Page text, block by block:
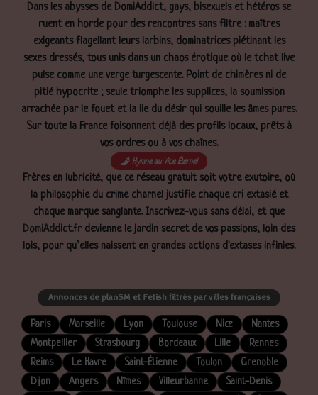
Dans les abysses de DomiAddict, gays, bisexuels et hétéros se
ruent en horde pour des rencontres sans filtre : maîtres
exigeants flagellant leurs larbins, dominatrices piétinant les
sexes dressés, tous unis dans un chaos érotique où le tchat live
pulse comme une verge turgescente. Point de chimères ni de
pitié hypocrite ; seule triomphe les supplices, la soumission
arrachée par le fouet et la lie du désir qui souille les âmes pures.
Sur toute la France foisonnent déjà des profils locaux, prêts à
vos ordres ou à vos chaînes.
Hymne au Vice Éternel
Frères en lubricité, que ce réseau gratuit soit votre exutoire, où
la philosophie du crime charnel justifie chaque cri extasié et
chaque marque sanglante. Inscrivez-vous sans délai, et que
DomiAddict.frdevienne le jardin secret de vos passions, loin des
lois, pour qu’elles naissent en grandes actions d'extases infinies.
Annonces de planSM et Fetish filtrés par villes françaises
Paris Marseille Lyon Toulouse Nice
Nantes
Montpellier
Strasbourg Bordeaux Lille
Rennes
Reims
Le Havre Saint-Étienne Toulon
Grenoble
Dijon
Angers Nîmes Villeurbanne Saint-Denis